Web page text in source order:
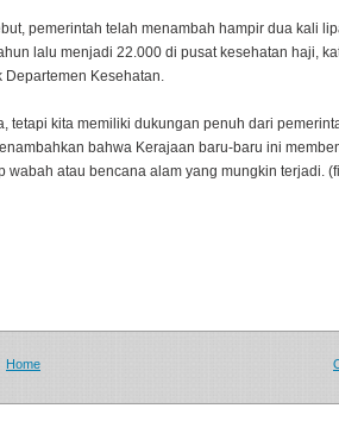
pemerintah telah menambah hampir dua kali
lalu menjadi 22.000 di pusat kesehatan haji,
Departemen Kesehatan.
tetapi kita memiliki dukungan penuh dari
bahwa Kerajaan baru-baru ini
wabah atau bencana alam yang mungkin terjadi.
Home